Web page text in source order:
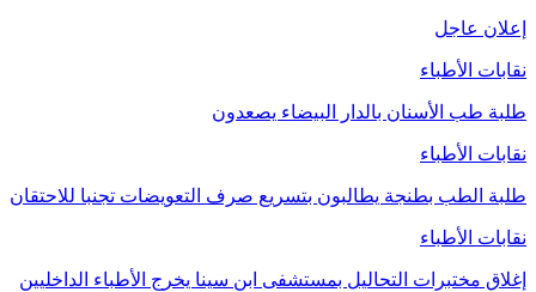
إعلان عاجل
نقابات الأطباء
طلبة طب الأسنان بالدار البيضاء يصعدون
نقابات الأطباء
طلبة الطب بطنجة يطالبون بتسريع صرف التعويضات تجنبا للاحتقان
نقابات الأطباء
إغلاق مختبرات التحاليل بمستشفى ابن سينا يخرج الأطباء الداخليين